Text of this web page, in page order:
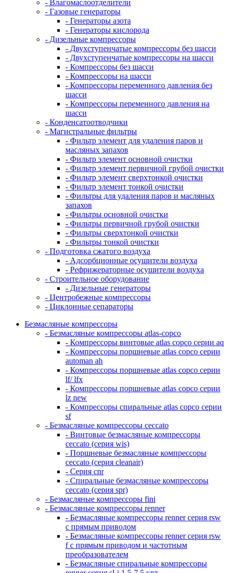
- Влагомаслоотделители
- Газовые генераторы
- Генераторы азота
- Генераторы кислорода
- Дизельные компрессоры
- Двухступенчатые компрессоры без шасси
- Двухступенчатые компрессоры на шасси
- Компрессоры без шасси
- Компрессоры на шасси
- Компрессоры переменного давления без
шасси
- Компрессоры переменного давления на
шасси
- Конденсатоотводчики
- Магистральные фильтры
- Фильтр элемент для удаления паров и
масляных запахов
- Фильтр элемент основной очистки
- Фильтр элемент первичной грубой очистки
- Фильтр элемент сверхтонкой очистки
- Фильтр элемент тонкой очистки
- Фильтры для удаления паров и масляных
запахов
- Фильтры основной очистки
- Фильтры первичной грубой очистки
- Фильтры сверхтонкой очистки
- Фильтры тонкой очистки
- Подготовка сжатого воздуха
- Адсорбционные осушители воздуха
- Рефрижераторные осушители воздуха
- Строительное оборудование
- Дизельные генераторы
- Центробежные компрессоры
- Циклонные сепараторы
Безмасляные компрессоры
- Безмасляные компрессоры atlas-copco
- Компрессоры винтовые atlas copco серии aq
- Компрессоры поршневые atlas copco серии
automan ah
- Компрессоры поршневые atlas copco серии
lf/ lfx
- Компрессоры поршневые atlas copco серии
lz new
- Компрессоры спиральные atlas copco серии
sf
- Безмасляные компрессоры ceccato
- Винтовые безмасляные компрессоры
ceccato (серия wis)
- Поршневые безмасляные компрессоры
ceccato (серия cleanair)
- Серия cnr
- Спиральные безмасляные компрессоры
ceccato (серия spr)
- Безмасляные компрессоры fini
- Безмасляные компрессоры renner
- Безмасляные компрессоры renner серия rsw
с прямым приводом
- Безмасляные компрессоры renner серия rsw
f с прямым приводом и частотным
преобразователем
- Безмасляные спиральные компрессоры